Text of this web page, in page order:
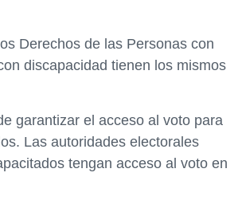
Derechos de las Personas con
discapacidad tienen los mismos
garantizar el acceso al voto para
Las autoridades electorales
tengan acceso al voto en